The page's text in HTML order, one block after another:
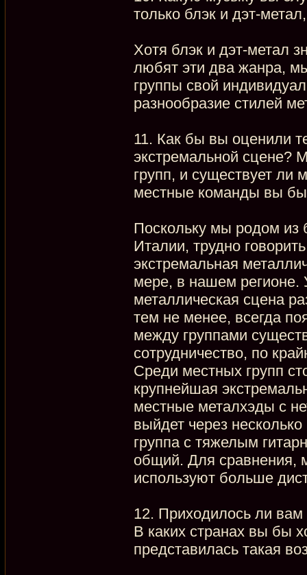
только блэк и дэт-
Хотя блэк и дэт-метал
любят эти два жанра,
группы свой
разнообразие стилей
11. Как бы вы оценили
экстремальной сцене?
групп, и существует ли
местные команды вы
Поскольку мы родом из
Италии, трудно
экстремальная
мере, в нашем регионе.
металлическая сцена
тем не менее, всегда
между группами
сотрудничество, по
Среди местных групп
крупнейшая
местные металхэды с
выйдет через
группа с тяжелым
общий. Для сравнения,
используют больше
12. Приходилось ли вам
В каких странах вы бы
представилась такая